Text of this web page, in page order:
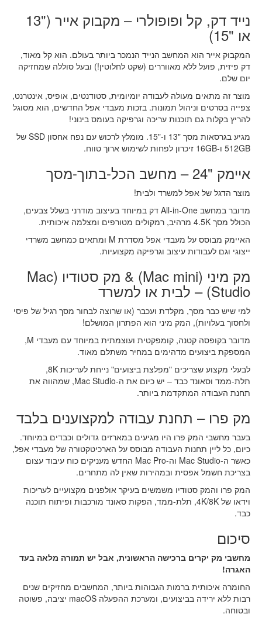
נייד דק, קל ופופולרי – מקבוק אייר ("13
או "15)
המקבוק אייר הוא המחשב הנייד הנמכר ביותר בעולם. הוא קל מאוד,
דק פיזית, פועל ללא מאווררים (שקט לחלוטין!) ובעל סוללה שמחזיקה
יום שלם.
מוצר זה מתאים מעולה לעבודה יומיומית, סטודנטים, אופיס, אינטרנט,
צפייה בסרטים וניהול תמונות. בזכות מעבדי אפל החדשים, הוא מסוגל
להריץ בקלות גם תוכנות עריכה וגרפיקה בעומס בינוני!
מגיע בגרסאות מסך "13 ו-"15. מומלץ לרכוש עם נפח אחסון SSD של
512GB ו-16GB זיכרון לפחות לשימוש ארוך טווח.
איימק "24 – מחשב הכל-בתוך-מסך
מוצר הדגל של אפל למשרד ולבית!
מדובר במחשב All-in-One דק במיוחד בעיצוב מודרני בשלל צבעים,
הכולל מסך 4.5K מרהיב, רמקולים מטורפים ומצלמה איכותית.
האיימק מבוסס על מעבדי אפל מסדרת M ומתאים כמחשב משרדי
ייצוגי וגם לעבודות עיצוב וגרפיקה מקצועיות.
מק מיני (Mac mini) & מק סטודיו (Mac
Studio) – לבית או למשרד
למי שיש כבר מסך, מקלדת ועכבר (או שרוצה לבחור מסך רגיל של פיסי
ולחסוך בעלויות), המק מיני הוא הפתרון המושלם!
מדובר בקופסה קטנה, קומפקטית ועוצמתית במיוחד עם מעבדי M,
המספקת ביצועים מדהימים במחיר משתלם מאוד.
לבעלי מקצוע שצריכים "מפלצת ביצועים" נייחת לעריכות 8K,
תלת-ממד וסאונד כבד – יש כיום את ה-Mac Studio, שמהווה את
תחנת העבודה המתקדמת ביותר.
מק פרו – תחנת עבודה למקצוענים בלבד
בעבר מחשבי המק פרו היו מגיעים במארזים גדולים וכבדים במיוחד.
כיום, כל ליין תחנות העבודה מבוסס על הארכיטקטורה של מעבדי אפל,
כאשר ה-Mac Studio וה-Mac Pro החדש מעניקים כוח עיבוד עצום
בצריכת חשמל אפסית ובמהירות שאין לה מתחרים.
המק פרו והמק סטודיו משמשים בעיקר אולפנים מקצועיים לעריכות
וידאו של 4K/8K, תלת-ממד, הפקות סאונד מורכבות ופיתוח תוכנה
כבד.
סיכום
מחשבי מק יקרים ברכישה הראשונית, אבל יש תמורה מלאה בעד
האגרה!
החומרה איכותית ברמות הגבוהות ביותר, המחשבים מחזיקים שנים
רבות ללא ירידה בביצועים, ומערכת ההפעלה macOS יציבה, פשוטה
ובטוחה.